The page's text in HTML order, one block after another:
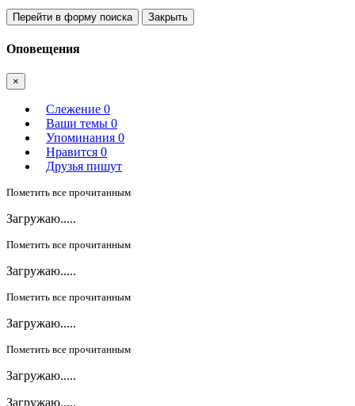
Перейти в форму поиска Закрыть
Оповещения
×
Слежение 0
Ваши темы 0
Упоминания 0
Нравится 0
Друзья пишут
Пометить все прочитанным
Загружаю.....
Пометить все прочитанным
Загружаю.....
Пометить все прочитанным
Загружаю.....
Пометить все прочитанным
Загружаю.....
Загружаю.....